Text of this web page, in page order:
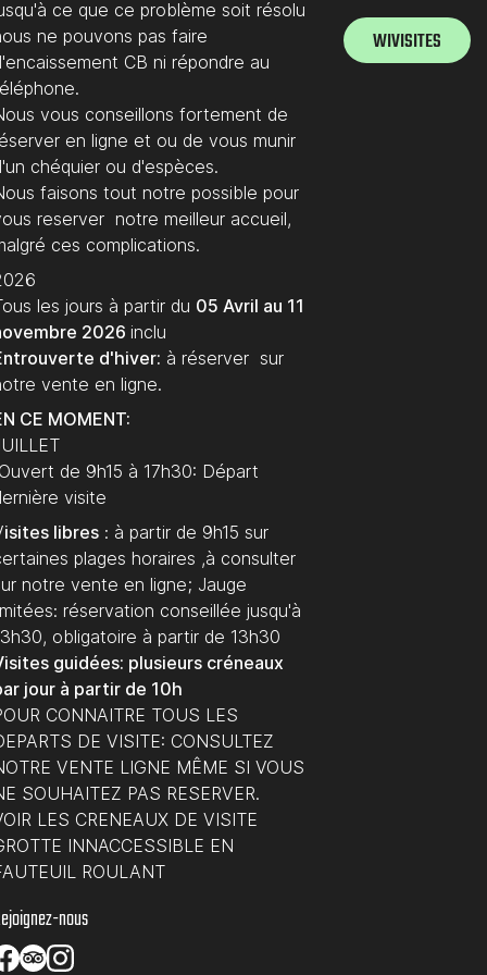
euros
euros
euros
ce que ce problème soit résolu
ne pouvons pas faire
CB ni répondre au
vous conseillons fortement de
en ligne et ou de vous munir
chéquier ou d'espèces.
faisons tout notre possible pour
reserver notre meilleur accueil,
ces complications.
les jours à partir du 05 Avril au 11
2026 inclu
d'hiver: à réserver sur
vente en ligne.
CE MOMENT:
Ouvert de 9h15 à 17h30: Départ
visite
isites libres: à partir de 9h15 sur
plages horaires ,à consulter
notre vente en ligne; Jauge
réservation conseillée jusqu'à
obligatoire à partir de 13h30
guidées: plusieurs créneaux
jour à partir de 10h
CONNAITRE TOUS LES
DE VISITE: CONSULTEZ
VENTE LIGNE MÊME SI VOUS
SOUHAITEZ PAS RESERVER.
LES CRENEAUX DE VISITE
INNACCESSIBLE EN
ROULANT
nous
WIVISITES